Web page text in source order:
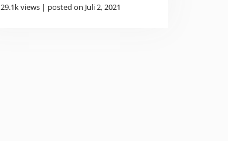
29.1k views | posted on Juli 2, 2021